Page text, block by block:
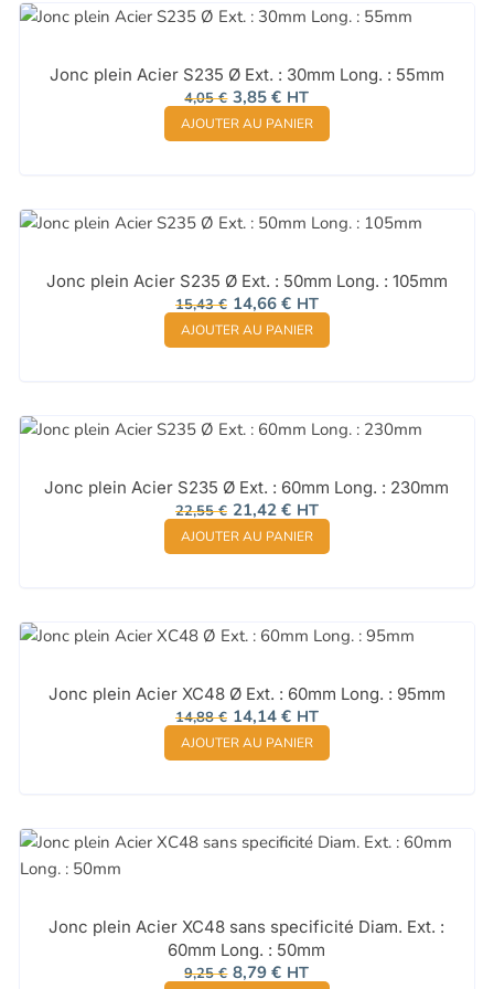
Jonc plein Acier S235 Ø Ext. : 30mm Long. : 55mm
4,05€ Le
prix
initial
était :
3,85€Le
prix
actuel
est :
HT
AJOUTER AU PANIER
Jonc plein Acier S235 Ø Ext. : 50mm Long. : 105mm
15,43€ Le
prix
initial
était :
14,66 €Le
prix
actuel
est :
HT
AJOUTER AU PANIER
Jonc plein Acier S235 Ø Ext. : 60mm Long. : 230mm
22,55€ Le
prix
initial
était :
21,42 €Le
prix
actuel
est :
HT
AJOUTER AU PANIER
Jonc plein Acier XC48 Ø Ext. : 60mm Long. : 95mm
14,88€ Le
prix
initial
était :
14,14 €Le
prix
actuel
est :
HT
AJOUTER AU PANIER
Jonc plein Acier XC48 sans specificité Diam. Ext. :
60mm Long. : 50mm
9,25€ Le
prix
8,79€Le
prix
HT